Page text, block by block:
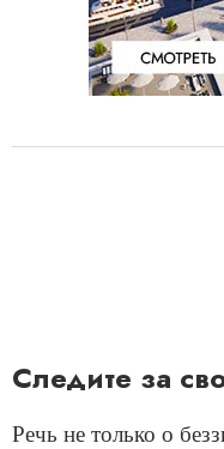
Следите за
Речь не только о